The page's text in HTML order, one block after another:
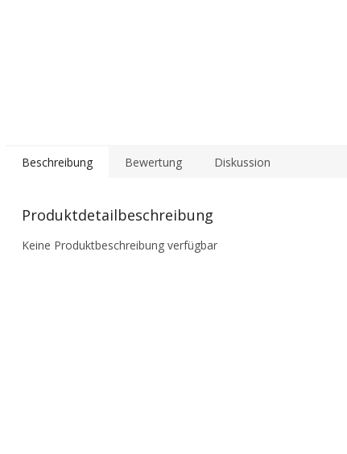
Beschreibung Bewertung Diskussion
Produktdetailbeschreibung
Keine Produktbeschreibung verfügbar